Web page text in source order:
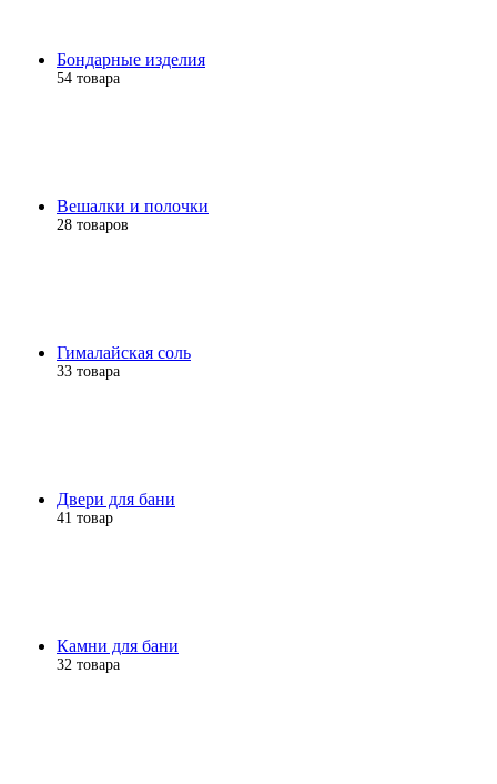
Бондарные изделия
54 товара
Вешалки и полочки
28 товаров
Гималайская соль
33 товара
Двери для бани
41 товар
Камни для бани
32 товара